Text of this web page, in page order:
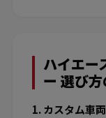
ハイエー
ー 選び
1. カスタム車